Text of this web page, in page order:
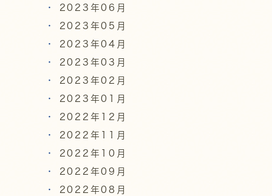
2023年06月
2023年05月
2023年04月
2023年03月
2023年02月
2023年01月
2022年12月
2022年11月
2022年10月
2022年09月
2022年08月